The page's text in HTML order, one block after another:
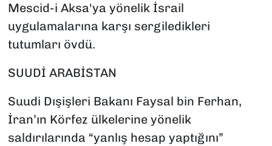
Mescid-i Aksa'ya yönelik İsrail
uygulamalarına karşı sergiledikleri
tutumları övdü.
SUUDİ ARABİSTAN
Suudi Dışişleri Bakanı Faysal bin Ferhan,
İran’ın Körfez ülkelerine yönelik
saldırılarında “yanlış hesap yaptığını”